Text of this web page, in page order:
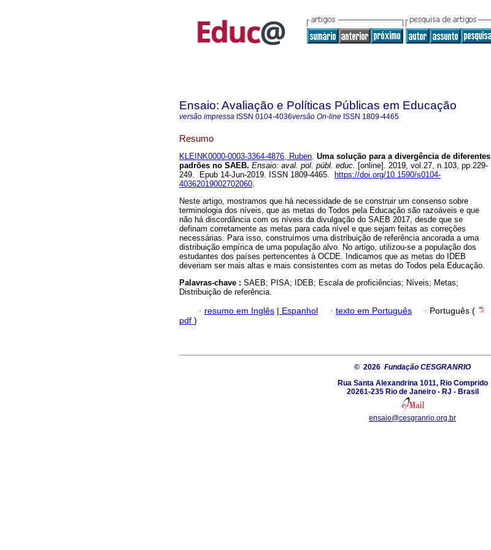
Ensaio: Avaliação e Políticas Públicas em Educação
versão impressa ISSN 0104-4036versão On-line ISSN 1809-4465
Resumo
KLEINK0000-0003-3364-4876, Ruben. Uma solução para a divergência de diferentes
padrões no SAEB. Ensaio: aval. pol. públ. educ. [online]. 2019, vol.27, n.103, pp.229-
249. Epub 14-Jun-2019. ISSN 1809-4465.
https://doi.org/10.1590/s0104-
40362019002702060.
Neste artigo, mostramos que há necessidade de se construir um consenso sobre
terminologia dos níveis, que as metas do Todos pela Educação são razoáveis e que
não há discordância com os níveis da divulgação do SAEB 2017, desde que se
definam corretamente as metas para cada nível e que sejam feitas as correções
necessárias. Para isso, construímos uma distribuição de referência ancorada a uma
distribuição empírica de uma população alvo. No artigo, utilizou-se a população dos
estudantes dos países pertencentes à OCDE. Indicamos que as metas do IDEB
deveriam ser mais altas e mais consistentes com as metas do Todos pela Educação.
Palavras-chave : SAEB; PISA; IDEB; Escala de proficiências; Níveis; Metas;
Distribuição de referência.
· resumo em Inglês | Espanhol · texto em Português · Português (
pdf )
© 2026 Fundação CESGRANRIO
Rua Santa Alexandrina 1011, Rio Comprido
20261-235 Rio de Janeiro - RJ - Brasil
ensaio@cesgranrio.org.br